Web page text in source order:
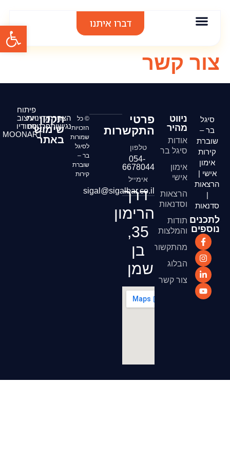
פתח דברו איתנו
צור קשר
סיגל
בר –
שוברת
קירות
אימון
אישי |
הרצאות
|
סדנאות
לתכנים
נוספים
ניווט
מהיר
אודות
סיגל בר
אימון
אישי
הרצאות
וסדנאות
תודות
והמלצות
מהתקשורת
הבלוג
צור קשר
פרטי
התקשרות
טלפון
054-
6678044
אימייל
sigal@sigalbar.co.il
דרך
הרימון
35,
בן
שמן
© כל
הזכויות
שמורות
לסיגל
בר –
שוברת
קירות
הצהרת
נגישות
תקנון
שימוש
באתר
מדיניות
פרטיות
פיתוח
ועיצוב
סטודיו
MOONART